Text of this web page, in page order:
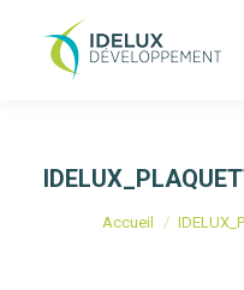
Vous êtes ici :
Accueil